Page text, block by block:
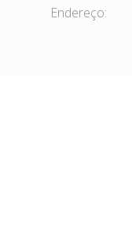
Endereço: